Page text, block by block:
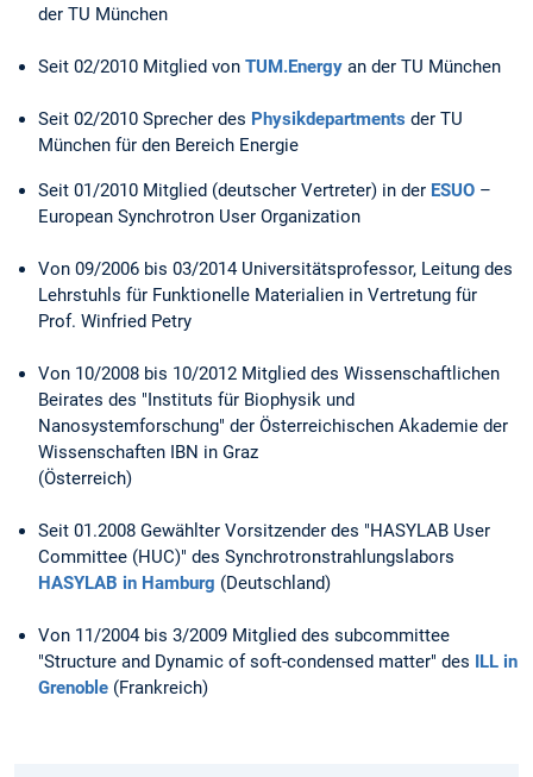
der TU München
Seit 02/2010 Mitglied von TUM.Energy an der TU München
Seit 02/2010 Sprecher des Physikdepartments der TU
München für den Bereich Energie
Seit 01/2010 Mitglied (deutscher Vertreter) in der ESUO –
European Synchrotron User Organization
Von 09/2006 bis 03/2014 Universitätsprofessor, Leitung des
Lehrstuhls für Funktionelle Materialien in Vertretung für
Prof. Winfried Petry
Von 10/2008 bis 10/2012 Mitglied des Wissenschaftlichen
Beirates des "Instituts für Biophysik und
Nanosystemforschung" der Österreichischen Akademie der
Wissenschaften IBN in Graz
(Österreich)
Seit 01.2008 Gewählter Vorsitzender des "HASYLAB User
Committee (HUC)" des Synchrotronstrahlungslabors
HASYLAB in Hamburg (Deutschland)
Von 11/2004 bis 3/2009 Mitglied des subcommittee
"Structure and Dynamic of soft-condensed matter" des ILL in
Grenoble (Frankreich)